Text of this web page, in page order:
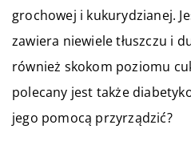
grochowej i kukurydzianej.
zawiera niewiele tłuszczu i
również skokom poziomu
polecany jest także
jego pomocą przyrządzić?